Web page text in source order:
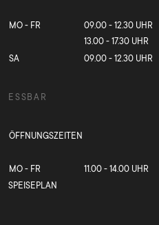
MO - FR
09.00 - 12.30 UHR
13.00 - 17.30 UHR
SA
09.00 - 12.30 UHR
ESSBAR
ÖFFNUNGSZEITEN
MO - FR
11.00 - 14.00 UHR
SPEISEPLAN